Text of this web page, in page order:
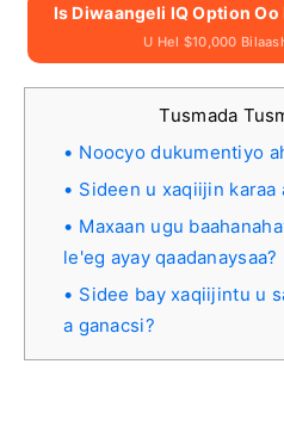
Is Diwaangeli IQ Option
U Hel $10,000
Tusmada
Noocyo dukumentiyo
Sideen u xaqiijin karaa
Maxaan ugu
le'eg ayay qaadanaysaa?
Sidee bay xaqiijintu u
a ganacsi?